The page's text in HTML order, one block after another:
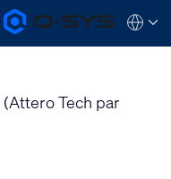
Q-
SYS
Tech par